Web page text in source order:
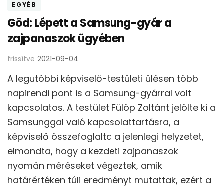
EGYÉB
Göd: Lépett a Samsung-gyár a
zajpanaszok ügyében
frissítve 2021-09-04
A legutóbbi képviselő-testületi ülésen több
napirendi pont is a Samsung-gyárral volt
kapcsolatos. A testület Fülöp Zoltánt jelölte ki a
Samsunggal való kapcsolattartásra, a
képviselő összefoglalta a jelenlegi helyzetet,
elmondta, hogy a kezdeti zajpanaszok
nyomán méréseket végeztek, amik
határértéken túli eredményt mutattak, ezért a